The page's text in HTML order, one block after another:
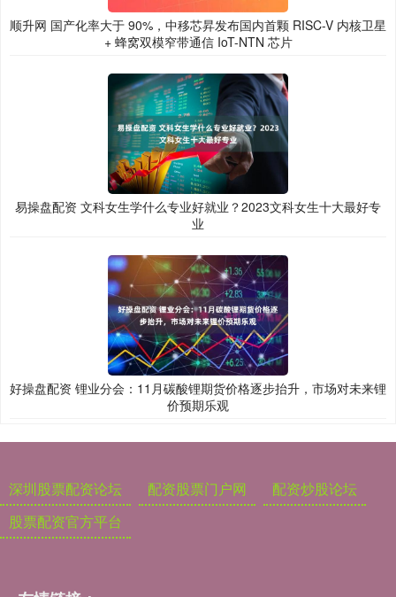
顺升网 国产化率大于 90%，中移芯昇发布国内首颗 RISC-V 内核卫星
+ 蜂窝双模窄带通信 IoT-NTN 芯片
易操盘配资 文科女生学什么专业好就业？2023文科女生十大最好专
业
好操盘配资 锂业分会：11月碳酸锂期货价格逐步抬升，市场对未来锂
价预期乐观
深圳股票配资论坛 配资股票门户网
配资炒股论坛
股票配资官方平台